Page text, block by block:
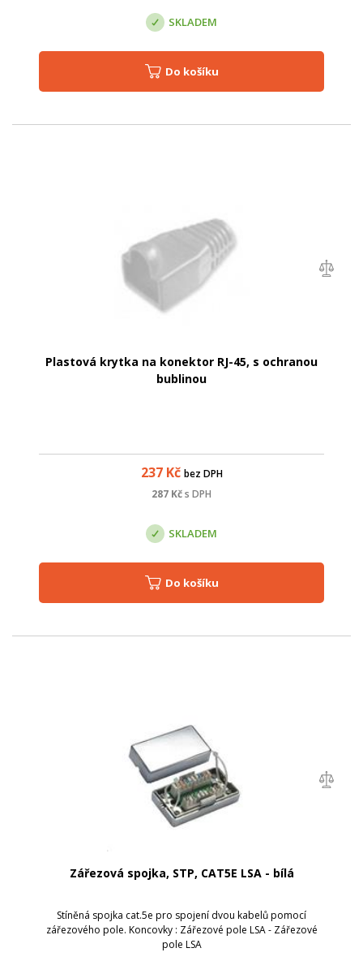
SKLADEM
Do košíku
Plastová krytka na konektor RJ-45, s ochranou
bublinou
237Kč bez DPH
287 Kčs DPH
SKLADEM
Do košíku
Zářezová spojka, STP, CAT5E LSA - bílá
Stíněná spojka cat.5e pro spojení dvou kabelů pomocí
zářezového pole. Koncovky : Zářezové pole LSA - Zářezové
pole LSA